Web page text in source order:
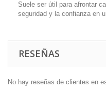
Suele ser útil para afrontar
seguridad y la confianza en
RESEÑAS
No hay reseñas de clientes en